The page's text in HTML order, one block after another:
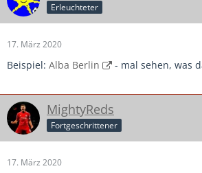
Erleuchteter
17. März 2020
Beispiel: Alba Berlin - mal sehen, was
MightyReds
Fortgeschrittener
17. März 2020